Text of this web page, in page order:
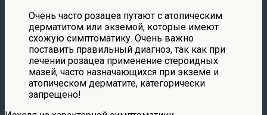
Очень часто розацеа путают с атопическим
дерматитом или экземой, которые имеют
схожую симптоматику. Очень важно
поставить правильный диагноз, так как при
лечении розацеа применение стероидных
мазей, часто назначающихся при экземе и
атопическом дерматите, категорически
запрещено!